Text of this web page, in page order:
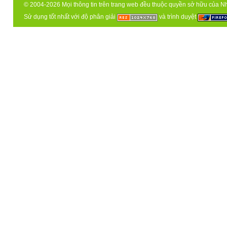
© 2004-2026 Mọi thông tin trên trang web đều thuộc quyền sở hữu của
Sử dụng tốt nhất với độ phân giải
và trình duyệt